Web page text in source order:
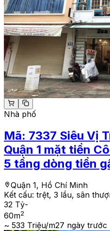
Nhà phố
Mã: 7337 Siêu Vị
Quận 1 mặt tiền
5 tầng dòng tiền
Quận 1, Hồ Chí Minh
Kết cấu: trệt, 3 lầu, sân
32 Tỷ-
60m2
~ 533 Triệu/m27 ngày trước